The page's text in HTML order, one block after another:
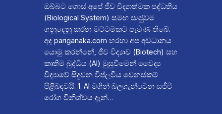
ඔබ්බට ගොස් අපේ ජීව විද්‍යාත්මක පද්ධතිය
(Biological System) සමඟ සෘජුවම
ගනුදෙනු කරන මට්ටමකට පැමිණ තිබේ.
අද pariganaka.com හරහා අප අවධානය
යොමු කරන්නේ, ජීව විද්‍යාව (Biotech) සහ
කෘතිම බුද්ධිය (AI) මුසුවීමෙන් වෛද්‍ය
විද්‍යාවේ සිදුවන විප්ලවීය වෙනස්කම්
පිළිබඳවයි. 1. AI මගින් බලගැන්වෙන සජීවී
රෝග විනිශ්චය දැන්…